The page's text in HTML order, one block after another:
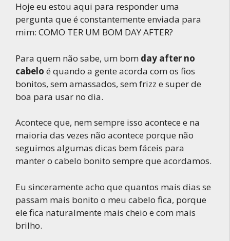
Hoje eu estou aqui para responder uma
pergunta que é constantemente enviada para
mim: COMO TER UM BOM DAY AFTER?
Para quem não sabe, um bom day after no
cabelo é quando a gente acorda com os fios
bonitos, sem amassados, sem frizz e super de
boa para usar no dia.
Acontece que, nem sempre isso acontece e na
maioria das vezes não acontece porque não
seguimos algumas dicas bem fáceis para
manter o cabelo bonito sempre que acordamos.
Eu sinceramente acho que quantos mais dias se
passam mais bonito o meu cabelo fica, porque
ele fica naturalmente mais cheio e com mais
brilho.